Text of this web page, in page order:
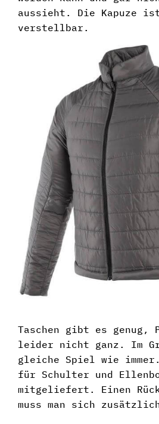
aussieht. Die Kapuze ist
verstellbar.
Taschen gibt es genug,
leider nicht ganz. Im
gleiche Spiel wie
für Schulter und
mitgeliefert. Einen
muss man sich